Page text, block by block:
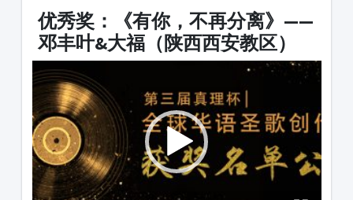
优秀奖：《有你，不再分离》——
邓丰叶&大福（陕西西安教区）
Video
Player